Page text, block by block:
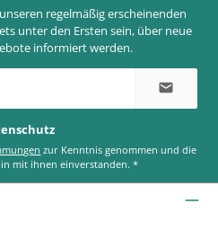
regelmäßig erscheinenden
unter den Ersten sein, über neue
informiert werden.
mit ihnen einverstanden.*